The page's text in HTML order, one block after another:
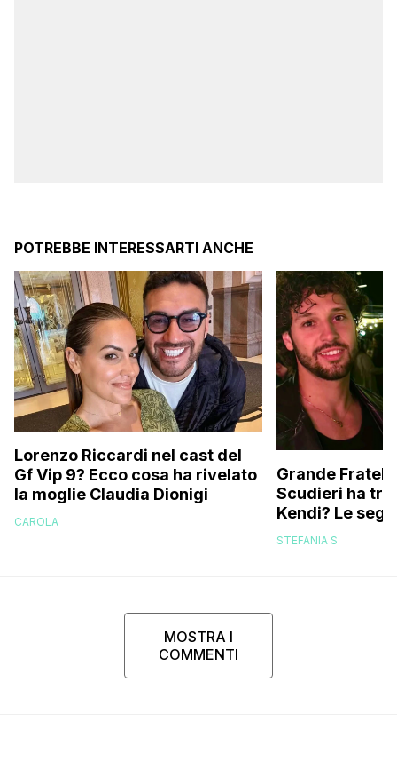
POTREBBE INTERESSARTI ANCHE
Lorenzo Riccardi nel cast del
Gf Vip 9? Ecco cosa ha rivelato
la moglie Claudia Dionigi
CAROLA
Grande
Scudieri ha
Kendi? Le
replica dell’ex
STEFANIA S
MOSTRA I
COMMENTI